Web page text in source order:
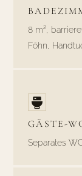
8 m²,
Föhn,
GÄSTE-
Separates